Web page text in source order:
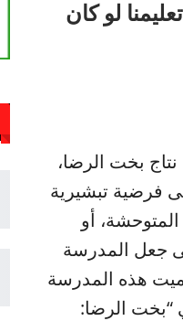
لو كان
بخت الرضا،
فرضية تبشيرية
أو
جعل المدرسة
هذه المدرسة
“بخت الرضا: